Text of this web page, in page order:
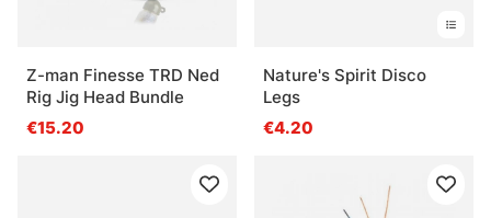
Z-man Finesse TRD Ned
Rig Jig Head Bundle
€15.20
Nature's Spirit Disco
Legs
€4.20